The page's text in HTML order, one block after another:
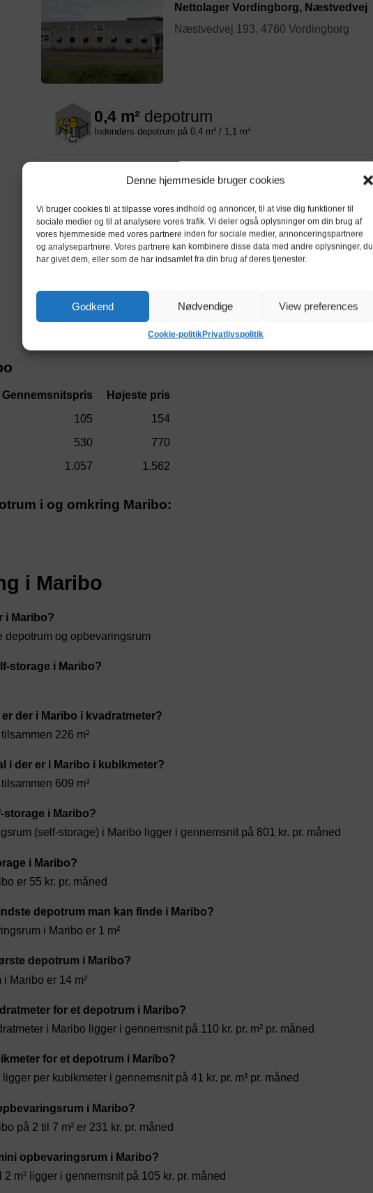
Denne hjemmeside bruger cookies
Vi bruger cookies til at tilpasse vores indhold og annoncer, til at vise dig funktioner til
sociale medier og til at analysere vores trafik. Vi deler også oplysninger om din brug af
vores hjemmeside med vores partnere inden for sociale medier, annonceringspartnere
og analysepartnere. Vores partnere kan kombinere disse data med andre oplysninger, du
har givet dem, eller som de har indsamlet fra din brug af deres tjenester.
Godkend Nødvendige View preferences
Cookie-politikPrivatlivspolitik
Nettolager Vordingborg, Næstvedvej
Næstvedvej 193, 4760 Vordingborg
0,4 m² depotrum
Indendørs depotrum på 0,4 m² / 1,1 m³
3,7 m²depotrum
7,1 m²depotrum
Indendørs depotrum på 7,1 m² / 19,2 m³
Gennemsnitspris
Højeste pris
105
154
530
770
1.057 1.562
i og omkring Maribo:
i Maribo
i Maribo?
og opbevaringsrum
storage i Maribo?
der i Maribo i kvadratmeter?
226 m²
i der er i Maribo i kubikmeter?
609 m³
storage i Maribo?
(self-storage) i Maribo ligger i gennemsnit på 801 kr. pr. måned
i Maribo?
er 55 kr. pr. måned
depotrum man kan finde i Maribo?
i Maribo er 1 m²
depotrum i Maribo?
i Maribo er 14 m²
for et depotrum i Maribo?
i Maribo ligger i gennemsnit på 110 kr. pr. m² pr. måned
for et depotrum i Maribo?
per kubikmeter i gennemsnit på 41 kr. pr. m³ pr. måned
i Maribo?
på 2 til 7 m² er 231 kr. pr. måned
opbevaringsrum i Maribo?
m² ligger i gennemsnit på 105 kr. pr. måned